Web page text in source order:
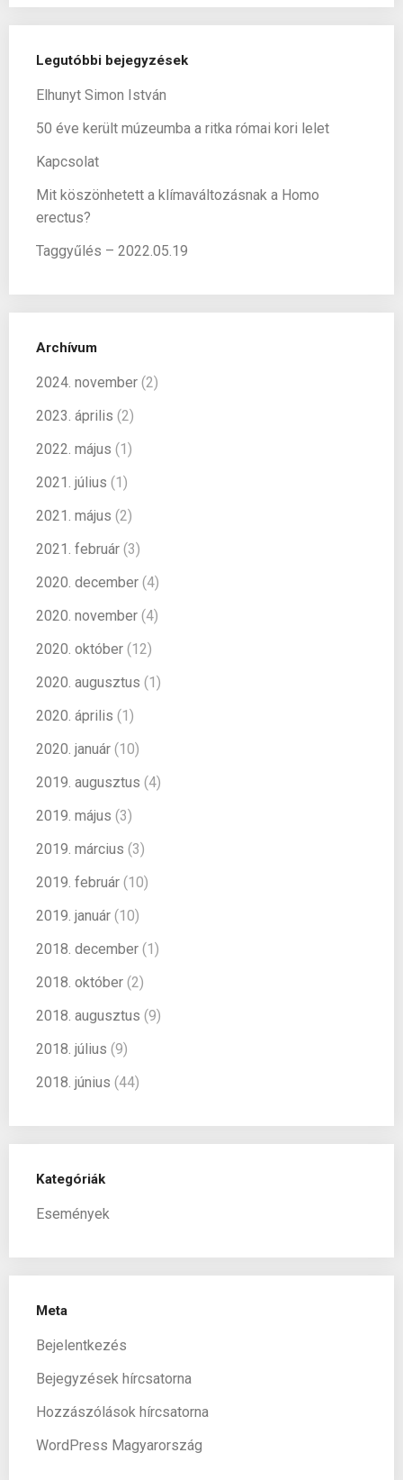
Legutóbbi bejegyzések
Elhunyt Simon István
50 éve került múzeumba a ritka római kori lelet
Kapcsolat
Mit köszönhetett a klímaváltozásnak a Homo
erectus?
Taggyűlés – 2022.05.19
Archívum
2024. november (2)
2023. április (2)
2022. május (1)
2021. július (1)
2021. május (2)
2021. február (3)
2020. december (4)
2020. november (4)
2020. október (12)
2020. augusztus (1)
2020. április (1)
2020. január (10)
2019. augusztus (4)
2019. május (3)
2019. március (3)
2019. február (10)
2019. január (10)
2018. december (1)
2018. október (2)
2018. augusztus (9)
2018. július (9)
2018. június (44)
Kategóriák
Események
Meta
Bejelentkezés
Bejegyzések hírcsatorna
Hozzászólások hírcsatorna
WordPress Magyarország